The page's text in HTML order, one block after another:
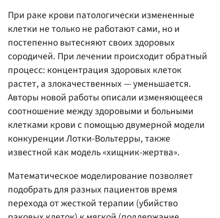
При раке крови патологически измененные
клетки не только не работают сами, но и
постепенно вытесняют своих здоровых
сородичей. При лечении происходит обратный
процесс: концентрация здоровых клеток
растет, а злокачественных — уменьшается.
Авторы новой работы описали изменяющееся
соотношение между здоровыми и больными
клетками крови с помощью двумерной модели
конкуренции Лотки-Вольтерры, также
известной как модель «хищник-жертва».
Математическое моделирование позволяет
подобрать для разных пациентов время
перехода от жесткой терапии (убийство